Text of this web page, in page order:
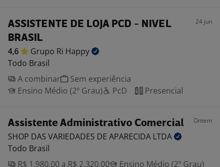
ASSISTENTE DE LOJA PCD - NIVEL
BRASIL
24 jun
4,6 Grupo Ri Happy
Todo Brasil
A combinar
Sem experiência
Ensino Médio (2º Grau)
PcD Presencial
Assistente Administrativo Comercial Ontem
SHOP DAS VARIEDADES DE APARECIDA LTDA
Todo Brasil
R$ 1.980,00 a R$ 2.320,00
Ensino Médio (2º Grau)